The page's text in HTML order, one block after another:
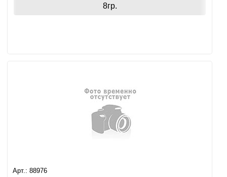
8гр.
Арт.: 88976